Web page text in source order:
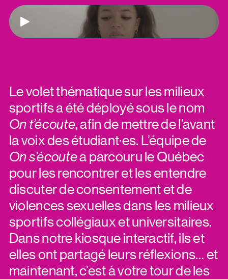
Jouer
Le volet thématique sur les milieux
sportifs a été déployé sous le nom
On t’écoute, afin de mettre de l’avant
la voix des étudiant·es. L’équipe de
On s’écoutea parcouru le Québec
pour les rencontrer et les entendre
discuter de consentement et de
violences sexuelles dans les milieux
sportifs collégiaux et universitaires.
Dans notre kiosque interactif, ils et
elles ont partagé leurs réflexions… et
maintenant, c’est à votre tour de les